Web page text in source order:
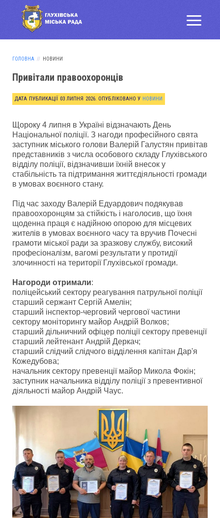
ГОЛОВНА НОВИНИ
Привітали правоохоронців
ДАТА ПУБЛИКАЦІЇ 03 ЛИПНЯ 2026. ОПУБЛІКОВАНО У НОВИНИ
Щороку 4 липня в Україні відзначають День
Національної поліції. З нагоди професійного свята
заступник міського голови Валерій Галустян привітав
представників з числа особового складу Глухівського
відділу поліції, відзначивши їхній внесок у
стабільність та підтримання життєдіяльності громади
в умовах воєнного стану.
Під час заходу Валерій Едуардович подякував
правоохоронцям за стійкість і наголосив, що їхня
щоденна праця є надійною опорою для місцевих
жителів в умовах воєнного часу та вручив Почесні
грамоти міської ради за зразкову службу, високий
професіоналізм, вагомі результати у протидії
злочинності на території Глухівської громади.
Нагороди отримали:
поліцейський сектору реагування патрульної поліції
старший сержант Сергій Амелін;
старший інспектор-черговий чергової частини
сектору моніторингу майор Андрій Волков;
старший дільничний офіцер поліції сектору превенції
старший лейтенант Андрій Деркач;
старший слідчий слідчого відділення капітан Дар'я
Кожедубова;
начальник сектору превенції майор Микола Фокін;
заступник начальника відділу поліції з превентивної
діяльності майор Андрій Чаус.